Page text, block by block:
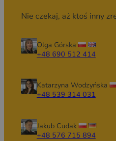
Nie czekaj, aż ktoś inny
Olga Górska
+48 690 512 414
Katarzyna Wodzyńska
+48 539 314 031
Jakub Cudak
+48 576 715 894